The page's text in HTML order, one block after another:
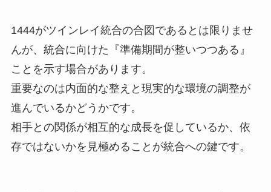
1444がツインレイ統合の合図であるとは限りませ
んが、統合に向けた『準備期間が整いつつある』
ことを示す場合があります。
重要なのは内面的な整えと現実的な環境の調整が
進んでいるかどうかです。
相手との関係が相互的な成長を促しているか、依
存ではないかを見極めることが統合への鍵です。